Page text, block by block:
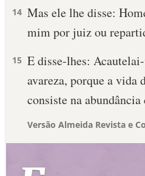
14 Mas ele lhe disse:
mim por juiz ou
15 E disse-lhes:
avareza, porque a vida
consiste na abundância
Versão Almeida Revista e